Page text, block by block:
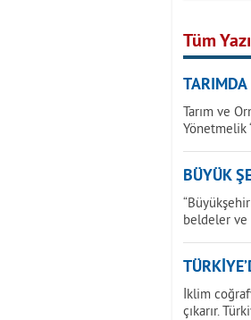
Tüm
TARIMDA
Tarım ve
Yönetmelik
BÜYÜK
beldeler ve
İklim
çıkarır.